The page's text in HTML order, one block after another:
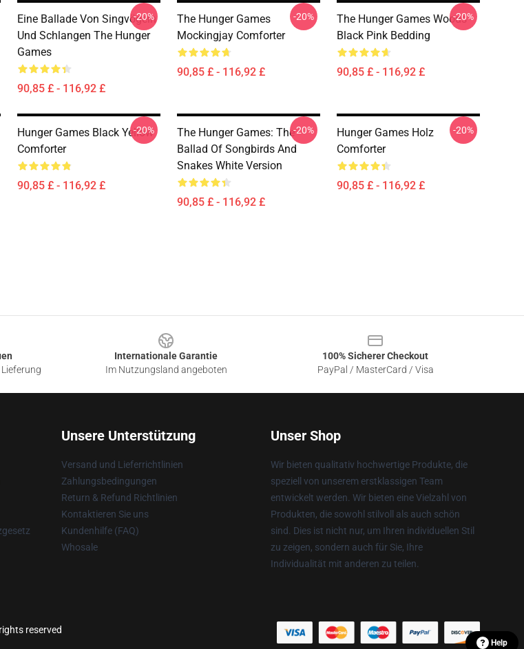
Eine Ballade Von Singvögeln
Und Schlangen The Hunger
Games
90,85 £ - 116,92 £
-20%
The Hunger Games
Mockingjay Comforter
90,85 £ - 116,92 £
-20%
The Hunger Games Woods -
Black Pink Bedding
90,85 £ - 116,92 £
-20%
Hunger Games Black Yellow
Comforter
90,85 £ - 116,92 £
-20%
The Hunger Games: The
Ballad Of Songbirds And
Snakes White Version
90,85 £ - 116,92 £
-20%
Hunger Games Holz
Comforter
90,85 £ - 116,92 £
-20%
Internationale Garantie
Im Nutzungsland angeboten
100% Sicherer Checkout
PayPal / MasterCard / Visa
Unsere Unterstützung
Versand und Lieferrichtlinien
Zahlungsbedingungen
Return & Refund Richtlinien
Kontaktieren Sie uns
Kundenhilfe (FAQ)
Whosale
Unser Shop
Wir bieten qualitativ hochwertige Produkte, die
speziell von unserem erstklassigen Team
entwickelt werden. Wir bieten eine Vielzahl von
Produkten, die sowohl stilvoll als auch schön
sind. Dies ist nicht nur, um Ihren individuellen Stil
zu zeigen, sondern auch für Sie, Ihre
Individualität mit anderen zu teilen.
reserved
Help